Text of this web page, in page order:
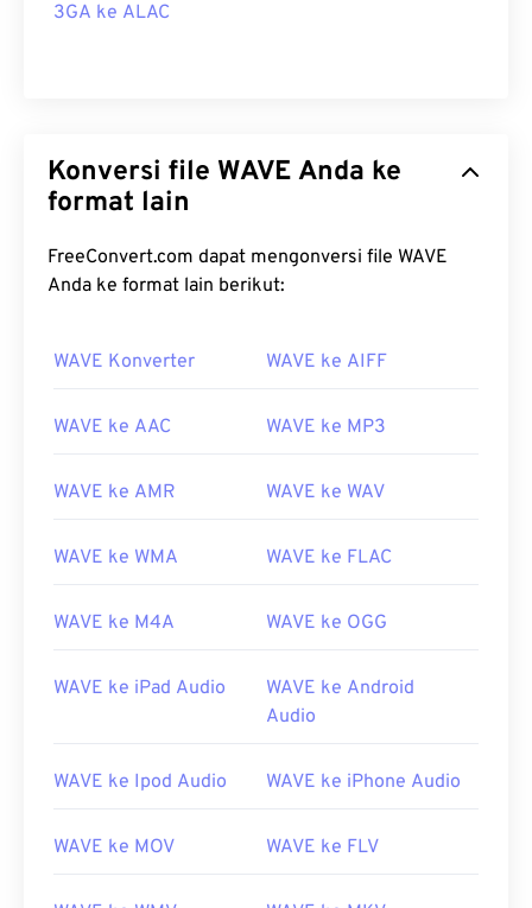
00 00 00
00 00 00
3GA ke ALAC
Konversi file WAVE Anda ke
format lain
FreeConvert.com dapat mengonversi file WAVE
Anda ke format lain berikut:
WAVE Konverter WAVE ke AIFF
WAVE ke AAC WAVE ke MP3
WAVE ke AMR WAVE ke WAV
WAVE ke WMA WAVE ke FLAC
WAVE ke M4A WAVE ke OGG
WAVE ke iPad Audio
WAVE ke Android
Audio
WAVE ke Ipod Audio WAVE ke iPhone Audio
WAVE ke MOV WAVE ke FLV